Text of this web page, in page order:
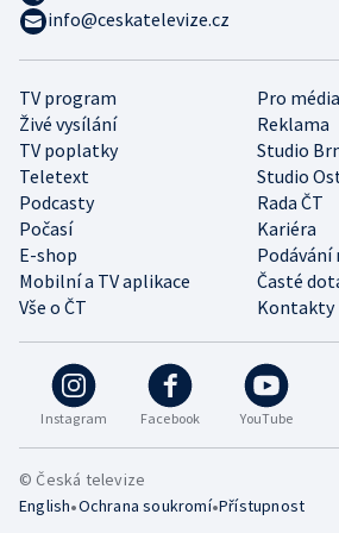
Instagram Facebook YouTube
TV program
Pro média
Živé vysílání
Reklama
TV poplatky
Studio
Teletext
Studio
Podcasty
Rada ČT
Počasí
Kariéra
E-shop
Podávání
Mobilní a TV aplikace
Časté
Vše o ČT
Kontakty
info@ceskatelevize.cz
© Česká televize
English•Ochrana soukromí•Přístupnost